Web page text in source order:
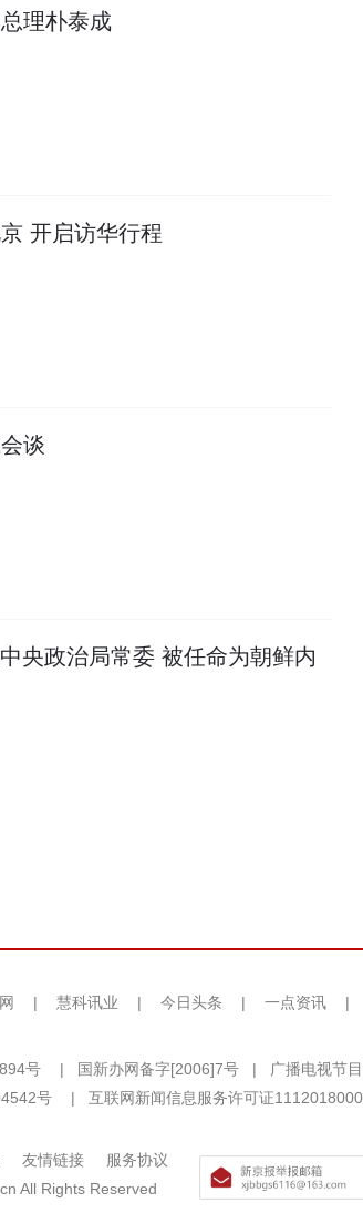
理朴泰成
开启访华行程
谈
央政治局常委 被任命为朝鲜内
| 慧科讯业 | 今日头条 | 一点资讯 |
号 | 国新办网备字[2006]7号 |
广播电视节
号
| 互联网新闻信息服务许可证
友情链接
服务协议
All Rights Reserved